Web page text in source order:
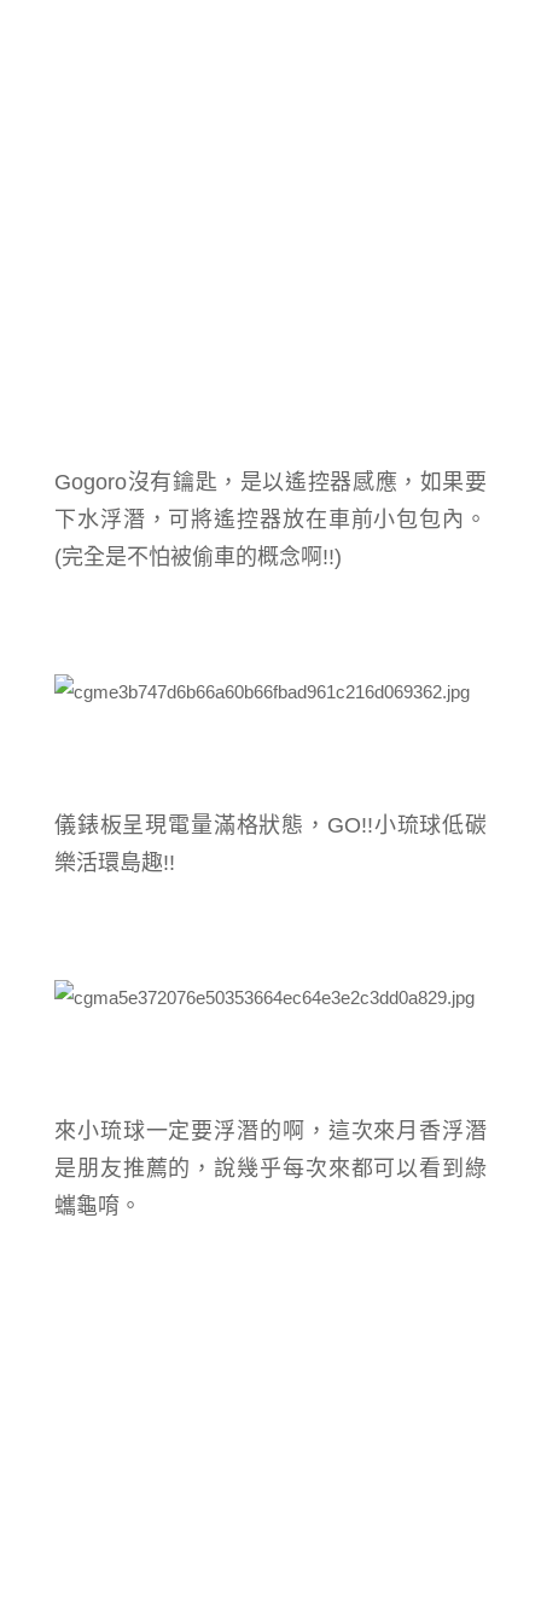
Gogoro沒有鑰匙，是以遙控器感應，如果要
下水浮潛，可將遙控器放在車前小包包內。
(完全是不怕被偷車的概念啊!!)
儀錶板呈現電量滿格狀態，GO!!小琉球低碳
樂活環島趣!!
來小琉球一定要浮潛的啊，這次來月香浮潛
是朋友推薦的，說幾乎每次來都可以看到綠
蠵龜唷。